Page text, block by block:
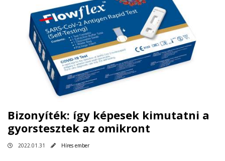
Bizonyíték: így képesek kimutatni a
gyorstesztek az omikront
2022.01.31 Híres ember